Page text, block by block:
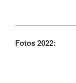
Fotos 2022: